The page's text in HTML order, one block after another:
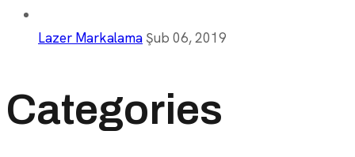
Lazer Markalama Şub 06, 2019
Categories